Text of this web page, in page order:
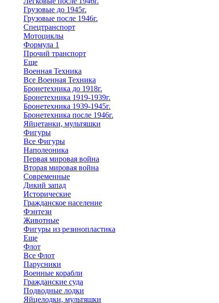
Грузовые до 1945г.
Грузовые после 1946г.
Спецтранспорт
Мотоциклы
Формула 1
Прочий транспорт
Еще
Военная Техника
Все Военная Техника
Бронетехника до 1918г.
Бронетехника 1919-1939г.
Бронетехника 1939-1945г.
Бронетехника после 1946г.
Яйцетанки, мультяшки
Фигуры
Все Фигуры
Наполеоника
Первая мировая война
Вторая мировая война
Современные
Дикий запад
Исторические
Гражданское население
Фэнтези
Животные
Фигуры из резинопластика
Еще
Флот
Все Флот
Парусники
Военные корабли
Гражданские суда
Подводные лодки
Яйцелодки, мультяшки